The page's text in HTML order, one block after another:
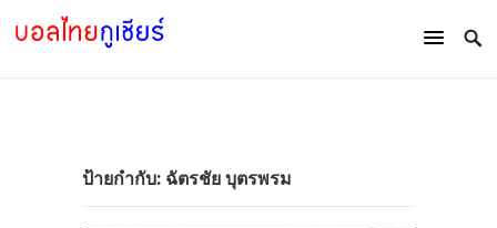
ป้ายกำกับ: ฉัตรชัย บุตรพรม